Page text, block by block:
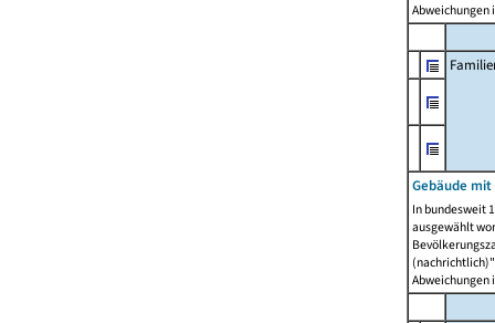
Abweichungen
Gebäude
In bundesweit
ausgewählt
Abweichungen